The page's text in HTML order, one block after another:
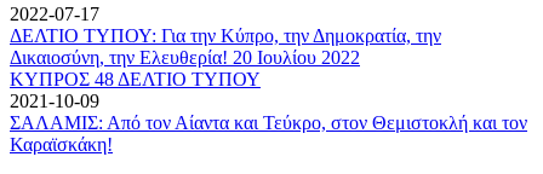
2022-07-17
ΔΕΛΤΙΟ ΤΥΠΟΥ: Για την Κύπρο, την Δημοκρατία, την
Δικαιοσύνη, την Ελευθερία! 20 Ιουλίου 2022
ΚΥΠΡΟΣ 48 ΔΕΛΤΙΟ ΤΥΠΟΥ
2021-10-09
ΣΑΛΑΜΙΣ: Από τον Αίαντα και Τεύκρο, στον Θεμιστοκλή και τον
Καραϊσκάκη!